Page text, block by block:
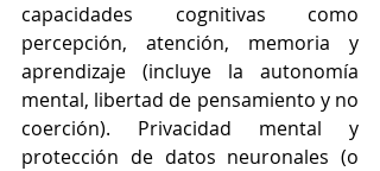
capacidades cognitivas como
percepción, atención, memoria y
aprendizaje (incluye la autonomía
mental, libertad de pensamiento y no
coerción). Privacidad mental y
protección de datos neuronales (o